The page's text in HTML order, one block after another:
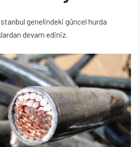
genelindeki güncel hurda
devam ediniz.